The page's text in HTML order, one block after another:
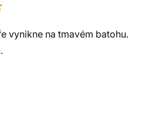
vynikne na tmavém batohu.